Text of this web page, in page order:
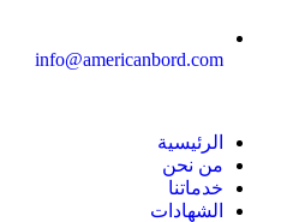
info@americanbord.com
الرئيسية
من نحن
خدماتنا
الشهادات